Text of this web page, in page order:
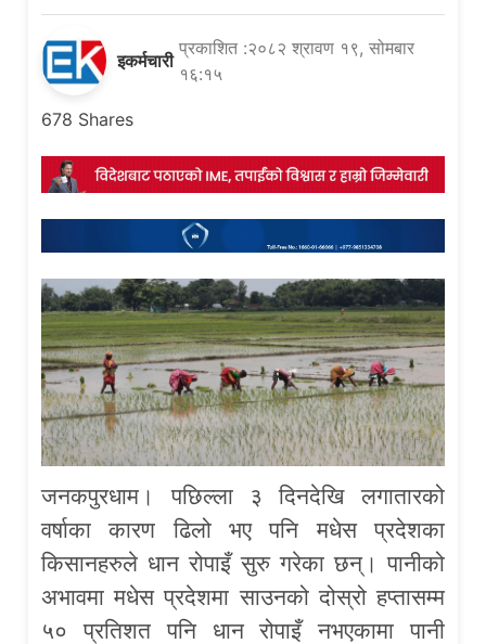
इकर्मचारी
प्रकाशित :२०८२ श्रावण १९, सोमबार
१६:१५
678 Shares
जनकपुरधाम। पछिल्ला ३ दिनदेखि लगातारको
वर्षाका कारण ढिलो भए पनि मधेस प्रदेशका
किसानहरुले धान रोपाइँ सुरु गरेका छन्। पानीको
अभावमा मधेस प्रदेशमा साउनको दोस्रो हप्तासम्म
५० प्रतिशत पनि धान रोपाइँ नभएकामा पानी